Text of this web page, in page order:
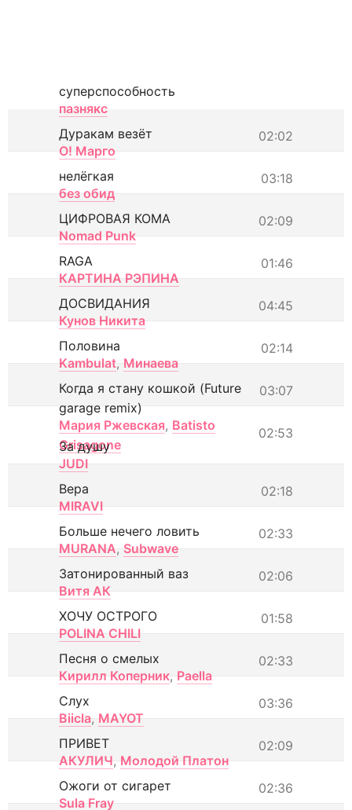
суперспособность
пазнякс
02:02
Дуракам везёт
О! Марго
03:18
нелёгкая
без обид
02:09
ЦИФРОВАЯ КОМА
Nomad Punk
01:46
RAGA
КАРТИНА РЭПИНА
04:45
ДОСВИДАНИЯ
Кунов Никита
02:14
Половина
Kambulat, Минаева
03:07
Когда я стану кошкой (Future
garage remix)
Мария Ржевская, Batisto
Grisagone
02:53
За душу
JUDI
02:18
Вера
MIRAVI
02:33
Больше нечего ловить
MURANA, Subwave
02:06
Затонированный ваз
Витя АК
01:58
ХОЧУ ОСТРОГО
POLINA CHILI
02:33
Песня о смелых
Кирилл Коперник, Paella
03:36
Слух
Biicla, MAYOT
02:09
ПРИВЕТ
АКУЛИЧ, Молодой Платон
02:36
Ожоги от сигарет
Sula Fray